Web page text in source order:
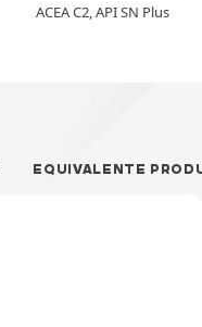
ACEA C2, API SN Plus
EQUIVALENTE